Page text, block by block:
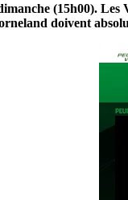
(15h00). Les
doivent